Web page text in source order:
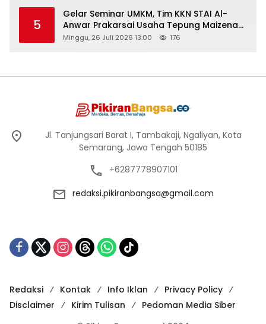
5
Gelar Seminar UMKM, Tim KKN STAI Al-
Anwar Prakarsai Usaha Tepung Maizena
di Logung
Minggu, 26 Juli 2026 13:00 176
Jl. Tanjungsari Barat I, Tambakaji, Ngaliyan, Kota
Semarang, Jawa Tengah 50185
+6287778907101
redaksi.pikiranbangsa@gmail.com
Redaksi Kontak Info Iklan
Privacy Policy
Disclaimer
Kirim Tulisan
Pedoman Media Siber